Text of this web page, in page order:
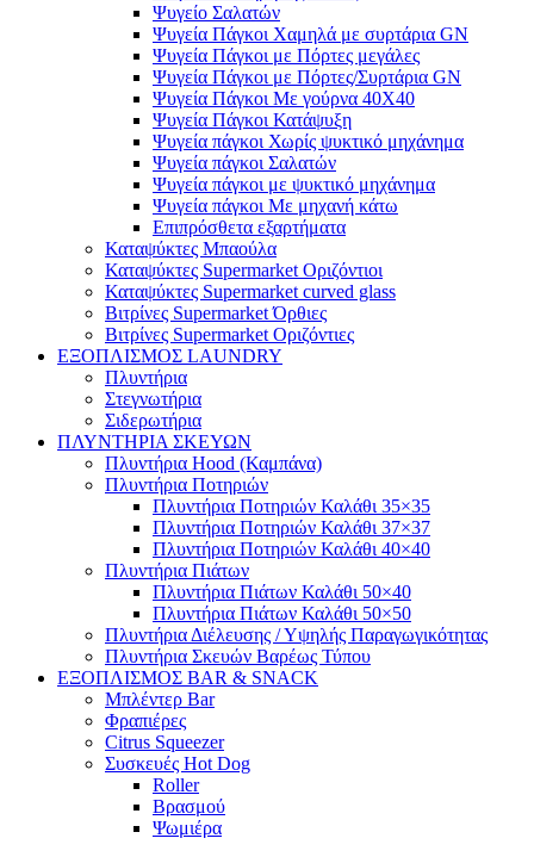
Ψυγείο Σαλατών
Ψυγεία Πάγκοι Χαμηλά με συρτάρια GN
Ψυγεία Πάγκοι με Πόρτες μεγάλες
Ψυγεία Πάγκοι με Πόρτες/Συρτάρια GN
Ψυγεία Πάγκοι Με γούρνα 40Χ40
Ψυγεία Πάγκοι Κατάψυξη
Ψυγεία πάγκοι Χωρίς ψυκτικό μηχάνημα
Ψυγεία πάγκοι Σαλατών
Ψυγεία πάγκοι με ψυκτικό μηχάνημα
Ψυγεία πάγκοι Με μηχανή κάτω
Επιπρόσθετα εξαρτήματα
Καταψύκτες Μπαούλα
Καταψύκτες Supermarket Οριζόντιοι
Καταψύκτες Supermarket curved glass
Βιτρίνες Supermarket Όρθιες
Βιτρίνες Supermarket Οριζόντιες
ΕΞΟΠΛΙΣΜΟΣ LAUNDRY
Πλυντήρια
Στεγνωτήρια
Σιδερωτήρια
ΠΛΥΝΤΗΡΙΑ ΣΚΕΥΩΝ
Πλυντήρια Hood (Καμπάνα)
Πλυντήρια Ποτηριών
Πλυντήρια Ποτηριών Καλάθι 35×35
Πλυντήρια Ποτηριών Καλάθι 37×37
Πλυντήρια Ποτηριών Καλάθι 40×40
Πλυντήρια Πιάτων
Πλυντήρια Πιάτων Καλάθι 50×40
Πλυντήρια Πιάτων Καλάθι 50×50
Πλυντήρια Διέλευσης / Υψηλής Παραγωγικότητας
Πλυντήρια Σκευών Βαρέως Τύπου
ΕΞΟΠΛΙΣΜΟΣ BAR & SNACK
Μπλέντερ Bar
Φραπιέρες
Citrus Squeezer
Συσκευές Hot Dog
Roller
Βρασμού
Ψωμιέρα